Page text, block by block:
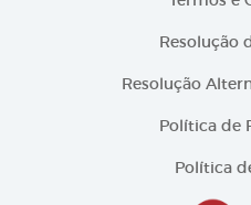
Resolução
Resolução
Política de
Política